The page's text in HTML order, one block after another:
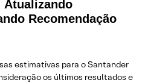
Atualizando
Recomendação
estimativas para o Santander
os últimos resultados e